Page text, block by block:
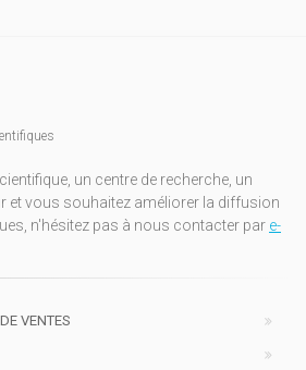
un centre de recherche, un
et vous souhaitez améliorer la diffusion
n'hésitez pas à nous contacter par e-
VENTES